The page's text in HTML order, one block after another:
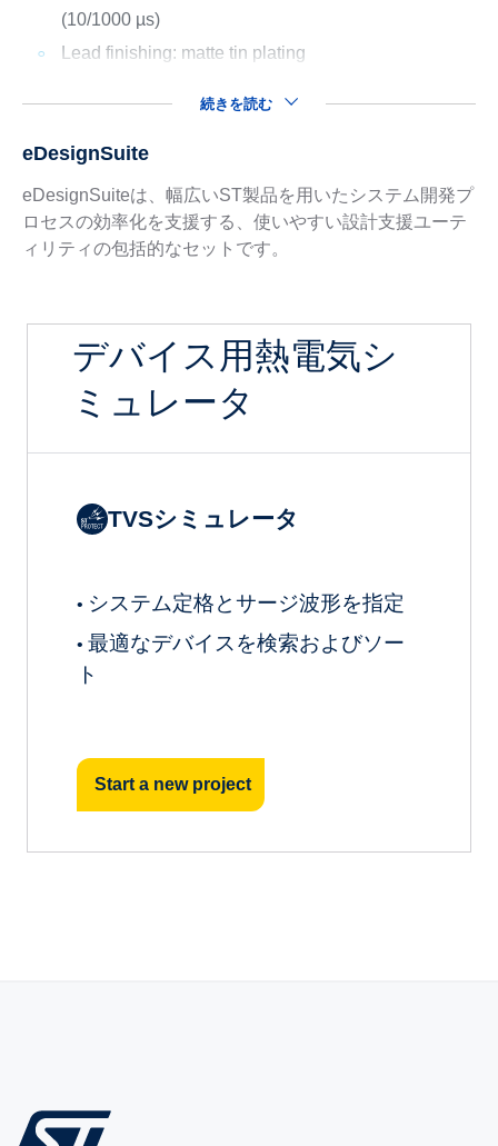
(10/1000 µs)
Lead finishing: matte tin plating
続きを読む
eDesignSuite
eDesignSuiteは、幅広いST製品を用いたシステム開発プ
ロセスの効率化を支援する、使いやすい設計支援ユーテ
ィリティの包括的なセットです。
デバイス用熱電気シ
ミュレータ
TVSシミュレータ
• システム定格とサージ波形を指定
• 最適なデバイスを検索およびソー
ト
Start a new project